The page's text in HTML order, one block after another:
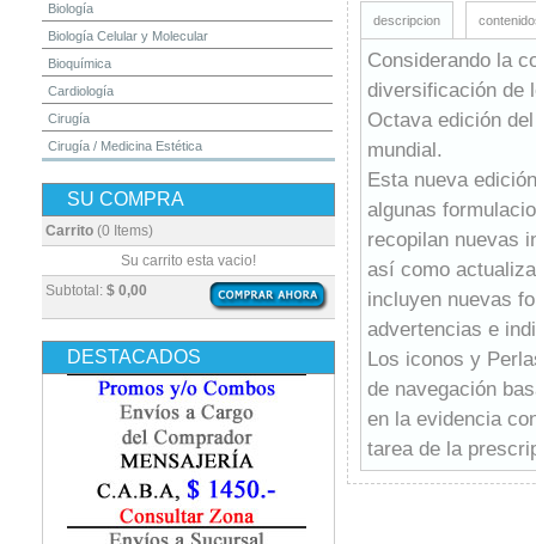
Biología
Biología Celular y Molecular
Bioquímica
Cardiología
Cirugía
Cirugía / Medicina Estética
Dermatología
Diagnóstico por Imagen / Radiología
Embriología
Enfermería
Epidemiología
Farmacia / Farmacología
Fisiatría / Kinesiología
Fisiología / Fisiopatología
Fonoaudiología
Gastroenterología
SU COMPRA
Carrito (0 Items)
Subtotal: $ 0,00
Su carrito esta vacio!
DESTACADOS
descripcion
Considerando la
diversificación de
Octava edición
mundial.
Esta nueva
algunas
recopilan nuevas
así como
incluyen nuevas
advertencias e
Los iconos y
de navegación
en la evidencia
tarea de la